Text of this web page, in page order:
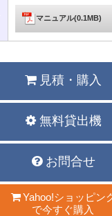
マニュアル(0.1MB)
見積・購入
無料貸出機
お問合せ
Yahoo!ショッピン
で今すぐ購入